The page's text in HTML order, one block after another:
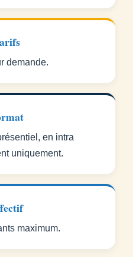
demande.
en intra
uniquement.
maximum.